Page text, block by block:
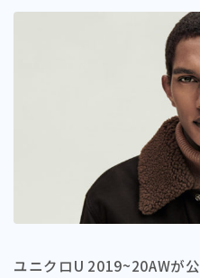
ユニクロU 2019~20AWが